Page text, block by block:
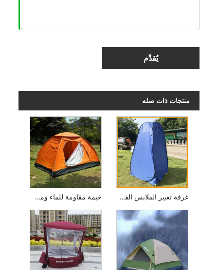
يُقدِّم
منتجات ذات صله
خيمة مقاومة للماء ومضادة للأشعة فوق البنفسجية غرفة تغيير الملابس الفورية المصنوعة من الفولاذ الزنبركي الخفيف للغاية